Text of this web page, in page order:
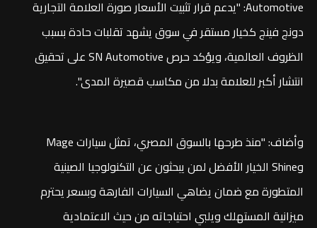
Automotive: "يدعم قرار تثبيت الأسعار صورة العلامة التجارية
دونج فينج كخيار مستقر في سوق يشهد تقلبات حادة بسبب
الظروف العالمية، ويؤكد حرص SN Automotive على تحقيق
انتشار أكبر للعلامة بدلا من مكاسب قصيرة المدى".
وأضاف: "منذ طرحها بالسوق المصري، تمثل سيارات Mage
وShine الخيار الأفضل لمن يبحثون عن التكنولوجيا الصينية
المتطورة مع ضمان يضاهي السيارات الفارهة وبسعر يحترم
ميزانية المستهلك ويلبي احتياجاته من حيث الاعتمادية